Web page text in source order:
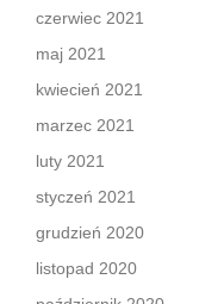
czerwiec 2021
maj 2021
kwiecień 2021
marzec 2021
luty 2021
styczeń 2021
grudzień 2020
listopad 2020